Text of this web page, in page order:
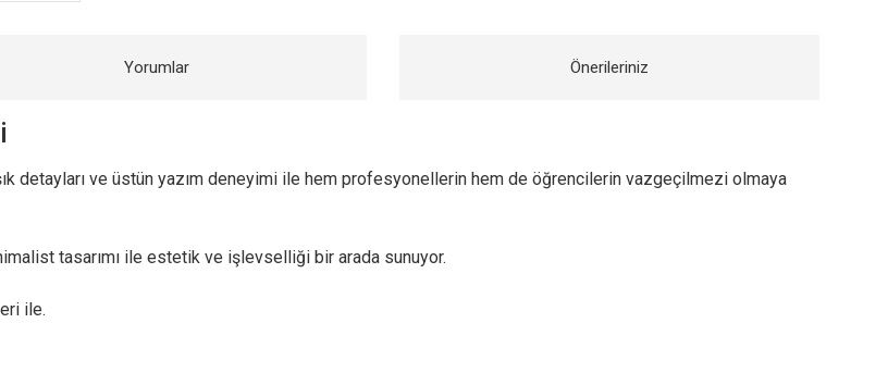
Yorumlar Önerileriniz
detayları ve üstün yazım deneyimi ile hem profesyonellerin hem de öğrencilerin vazgeçilmezi olmaya
tasarımı ile estetik ve işlevselliği bir arada sunuyor.
ile.